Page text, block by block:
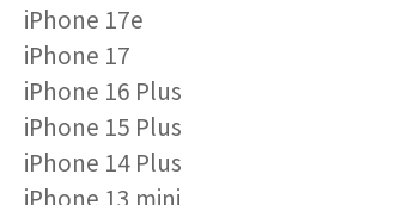
iPhone 17e
iPhone 17
iPhone 16 Plus
iPhone 15 Plus
iPhone 14 Plus
iPhone 13 mini